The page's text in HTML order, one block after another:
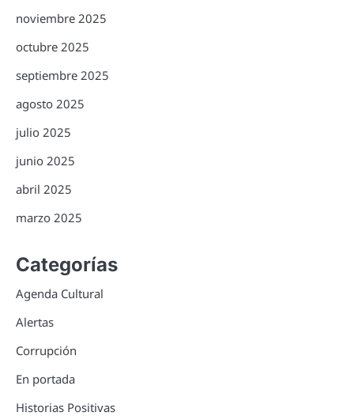
noviembre 2025
octubre 2025
septiembre 2025
agosto 2025
julio 2025
junio 2025
abril 2025
marzo 2025
Categorías
Agenda Cultural
Alertas
Corrupción
En portada
Historias Positivas